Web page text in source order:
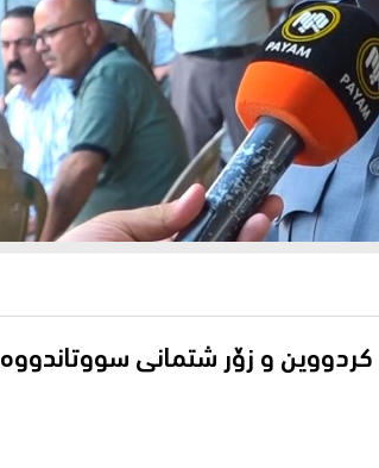
کردووین و زۆر شتمانى سووتاندووە